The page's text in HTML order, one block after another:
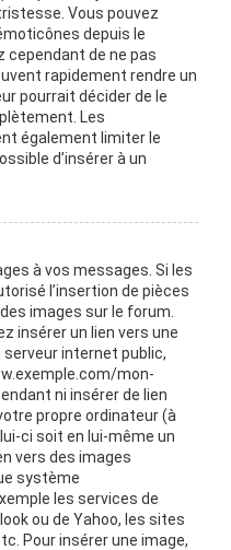
Vous pouvez
depuis le
cependant de ne pas
rapidement rendre un
pourrait décider de le
Les
également limiter le
d’insérer à un
à vos messages. Si les
l’insertion de pièces
images sur le forum.
insérer un lien vers une
internet public,
mon-
ni insérer de lien
propre ordinateur (à
ci soit en lui-même un
vers des images
système
les services de
ou de Yahoo, les sites
Pour insérer une image,